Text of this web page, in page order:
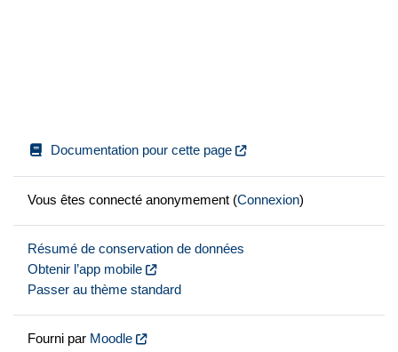
Documentation pour cette page
Vous êtes connecté anonymement (Connexion)
Résumé de conservation de données
Obtenir l’app mobile
Passer au thème standard
Fourni par Moodle